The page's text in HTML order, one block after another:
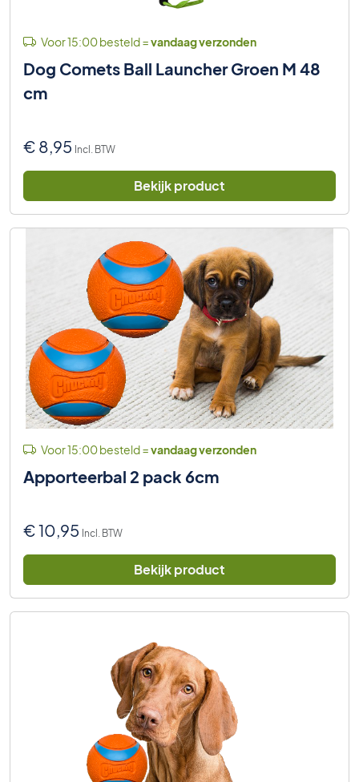
Voor 15:00 besteld =vandaag verzonden
Dog Comets Ball Launcher Groen M 48
cm
€ 8,95 Incl. BTW
Bekijk product
Voor 15:00 besteld =vandaag verzonden
Apporteerbal 2 pack 6cm
€10,95 Incl. BTW
Bekijk product